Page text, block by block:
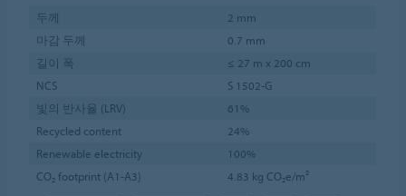
두께
2 mm
마감 두께
0.7 mm
길이 폭
≤ 27 m x 200 cm
NCS
S 1502-G
빛의 반사율 (LRV)
61%
Recycled content
24%
Renewable electricity
100%
CO₂ footprint (A1-A3)
4.83 kg CO₂e/m²